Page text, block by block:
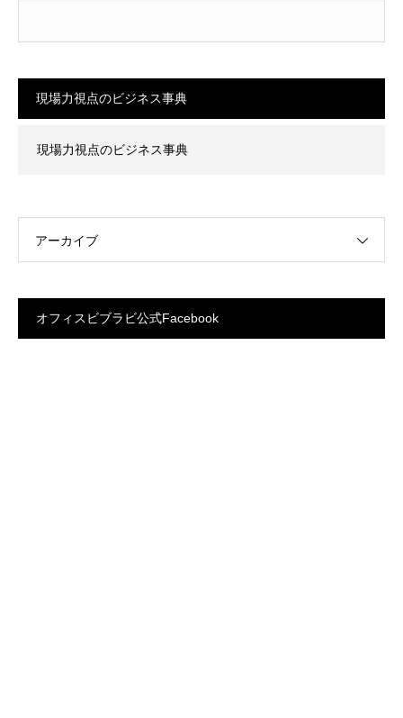
現場力視点のビジネス事典
現場力視点のビジネス事典
アーカイブ
オフィスビブラビ公式Facebook